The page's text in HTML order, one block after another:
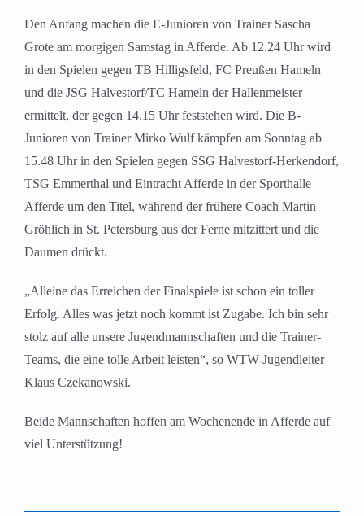
Den Anfang machen die E-Junioren von Trainer Sascha
Grote am morgigen Samstag in Afferde. Ab 12.24 Uhr wird
in den Spielen gegen TB Hilligsfeld, FC Preußen Hameln
und die JSG Halvestorf/TC Hameln der Hallenmeister
ermittelt, der gegen 14.15 Uhr feststehen wird. Die B-
Junioren von Trainer Mirko Wulf kämpfen am Sonntag ab
15.48 Uhr in den Spielen gegen SSG Halvestorf-Herkendorf,
TSG Emmerthal und Eintracht Afferde in der Sporthalle
Afferde um den Titel, während der frühere Coach Martin
Gröhlich in St. Petersburg aus der Ferne mitzittert und die
Daumen drückt.
„Alleine das Erreichen der Finalspiele ist schon ein toller
Erfolg. Alles was jetzt noch kommt ist Zugabe. Ich bin sehr
stolz auf alle unsere Jugendmannschaften und die Trainer-
Teams, die eine tolle Arbeit leisten“, so WTW-Jugendleiter
Klaus Czekanowski.
Beide Mannschaften hoffen am Wochenende in Afferde auf
viel Unterstützung!